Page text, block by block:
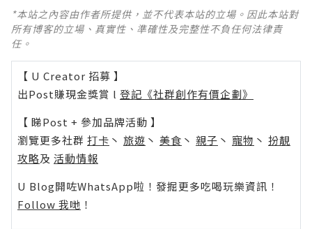
*本站之內容由作者所提供，並不代表本站的立場。因此本站對
所有博客的立場、真實性、準確性及完整性不負任何法律責
任。
【 U Creator 招募 】
出Post賺現金獎賞 l 登記《社群創作有價企劃》
【 睇Post + 參加品牌活動 】
瀏覽更多社群 打卡 丶 旅遊 丶 美食 丶 親子 丶 寵物 丶 扮靚
攻略及 活動情報
U Blog開咗WhatsApp啦！發掘更多吃喝玩樂資訊！
Follow 我哋 ！